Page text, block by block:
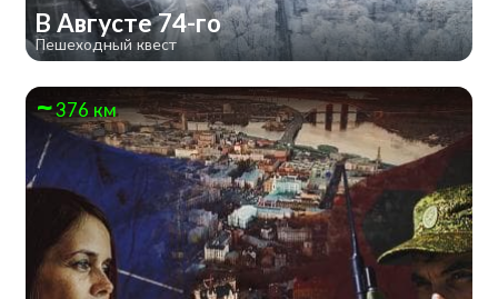
В Августе 74-го
Пешеходный квест
376 км